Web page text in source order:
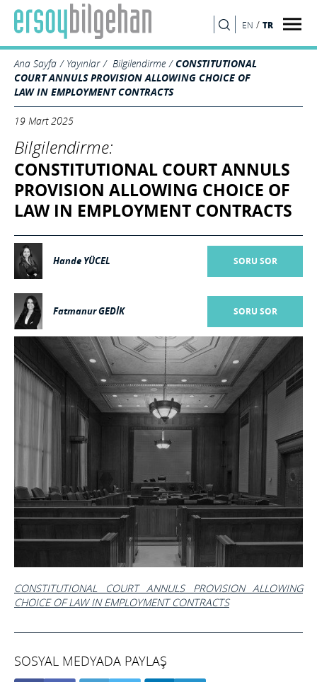
EN / TR
Ana Sayfa Yayınlar Bilgilendirme
CONSTITUTIONAL
COURT ANNULS PROVISION ALLOWING CHOICE OF
LAW IN EMPLOYMENT CONTRACTS
19 Mart 2025
Bilgilendirme:
CONSTITUTIONAL COURT ANNULS
PROVISION ALLOWING CHOICE OF
LAW IN EMPLOYMENT CONTRACTS
Hande YÜCEL SORU SOR
Fatmanur GEDİK SORU SOR
CONSTITUTIONAL COURT ANNULS PROVISION ALLOWING
CHOICE OF LAW IN EMPLOYMENT CONTRACTS
SOSYAL MEDYADA PAYLAŞ
ARA